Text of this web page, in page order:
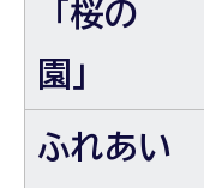
「桜の
園」
ふれあい